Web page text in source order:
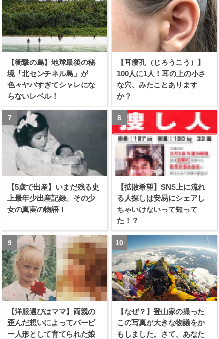
【衝撃の島】地球最後の秘
境「北センチネル島」が
色々ヤバすぎてシャレにな
らないレベル！
【耳瘻孔（じろうこう）】
100人に1人！耳の上の小さ
な穴、みたことあります
か？
【5歳で出産】いまだ残る史
上最年少出産記録。その少
女の真実の物語！
【拡散希望】SNS上に流れ
る人探しは安易にシェアし
ちゃいけないって知って
た！？
【洋服選びはママ】両親の
歪んだ想いによってバービ
ー人形として育てられた娘
【なぜ？】登山家の撮った
この写真が大きな物議をか
もしました。さて、あなた